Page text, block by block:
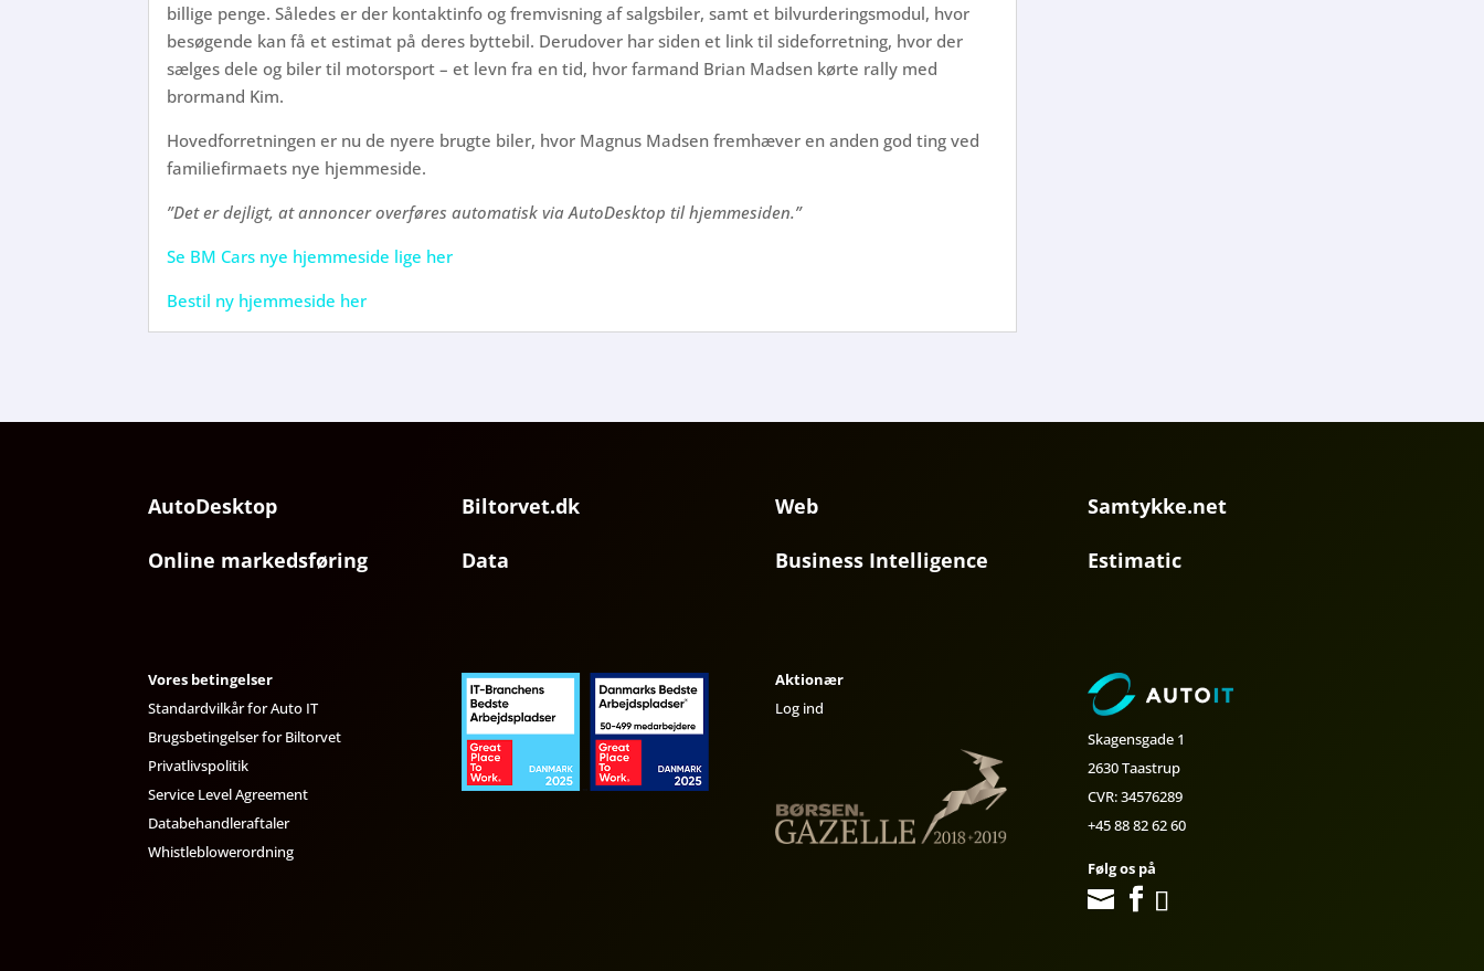
billige penge. Således er der kontaktinfo og fremvisning af salgsbiler, samt et bilvurderingsmodul, hvor
besøgende kan få et estimat på deres byttebil. Derudover har siden et link til sideforretning, hvor der
sælges dele og biler til motorsport – et levn fra en tid, hvor farmand Brian Madsen kørte rally med
brormand Kim.
Hovedforretningen er nu de nyere brugte biler, hvor Magnus Madsen fremhæver en anden god ting ved
familiefirmaets nye hjemmeside.
”Det er dejligt, at annoncer overføres automatisk via AutoDesktop til hjemmesiden.”
Se BM Cars nye hjemmeside lige her
Bestil ny hjemmeside her
AutoDesktop Biltorvet.dk Web Samtykke.net
Online markedsføring Data Business Intelligence Estimatic
Vores betingelser
Standardvilkår for Auto IT
Brugsbetingelser for Biltorvet
Privatlivspolitik
Service Level Agreement
Databehandleraftaler
Whistleblowerordning
Aktionær
Log ind
Skagensgade 1
2630 Taastrup
CVR: 34576289
+45 88 82 62 60
Følg os på